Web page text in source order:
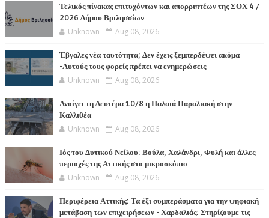
Τελικός πίνακας επιτυχόντων και απορριπτέων της ΣΟΧ 4 /
2026 Δήμου Βριλησσίων
Unknown Aug 08, 2026
Έβγαλες νέα ταυτότητα; Δεν έχεις ξεμπερδέψει ακόμα
-Αυτούς τους φορείς πρέπει να ενημερώσεις
Unknown Aug 08, 2026
Ανοίγει τη Δευτέρα 10/8 η Παλαιά Παραλιακή στην
Καλλιθέα
Unknown Aug 08, 2026
Ιός του Δυτικού Νείλου: Βούλα, Χαλάνδρι, Φυλή και άλλες
περιοχές της Αττικής στο μικροσκόπιο
Unknown Aug 08, 2026
Περιφέρεια Αττικής: Τα έξι συμπεράσματα για την ψηφιακή
μετάβαση των επιχειρήσεων - Χαρδαλιάς: Στηρίζουμε τις